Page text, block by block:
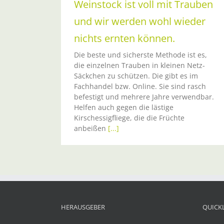
Weinstock ist voll mit Trauben
und wir werden wohl wieder
nichts ernten können.
Die beste und sicherste Methode ist es,
die einzelnen Trauben in kleinen Netz-
Säckchen zu schützen. Die gibt es im
Fachhandel bzw. Online. Sie sind rasch
befestigt und mehrere Jahre verwendbar.
Helfen auch gegen die lästige
Kirschessigfliege, die die Früchte
anbeißen [...]
HERAUSGEBER